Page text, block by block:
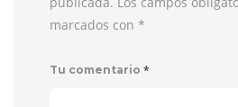
marcados con *
Tu comentario *